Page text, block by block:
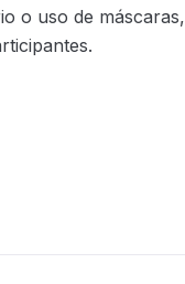
o uso de máscaras,